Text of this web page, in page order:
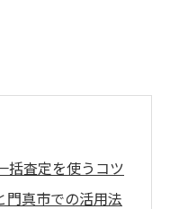
括査定を使うコツ
門真市での活用法